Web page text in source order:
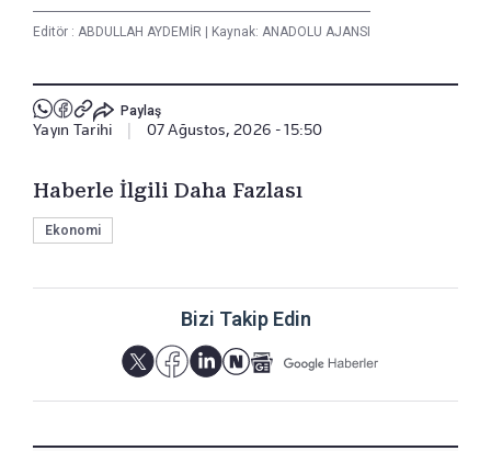
Editör : ABDULLAH AYDEMİR Kaynak: ANADOLU AJANSI
Paylaş
Yayın Tarihi 07 Ağustos, 2026 - 15:50
Haberle İlgili Daha Fazlası
Ekonomi
Bizi Takip Edin